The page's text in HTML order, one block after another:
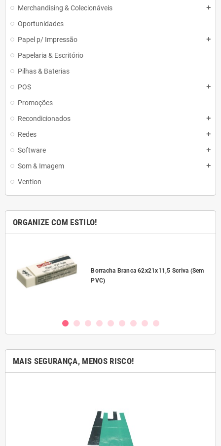
Merchandising & Colecionáveis add
Oportunidades
Papel p/ Impressão
add
Papelaria & Escritório
Pilhas & Baterias
POS
add
Promoções
Recondicionados
add
Redes add
Software add
Som & Imagem add
Vention
ORGANIZE COM ESTILO!
Borracha Branca 62x21x11,5 Scriva (Sem
PVC)
MAIS SEGURANÇA, MENOS RISCO!